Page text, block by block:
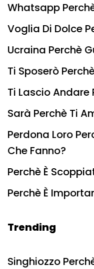
Whatsapp
Voglia Di Dolce
Ucraina Perchè
Ti Sposerò
Ti Lascio Andare
Sarà Perchè Ti
Perdona Loro
Che Fanno?
Perchè È
Perchè È
Trending
Singhiozzo